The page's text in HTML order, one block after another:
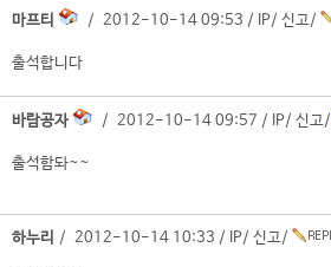
마프티 / 2012-10-14 09:53 / IP/ 신고/
출석합니다
바람공자 / 2012-10-14 09:57 / IP/ 신고/
출석함돠~~
하누리 / 2012-10-14 10:33 / IP/ 신고/